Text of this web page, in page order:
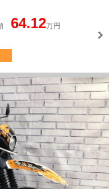
64.12万円